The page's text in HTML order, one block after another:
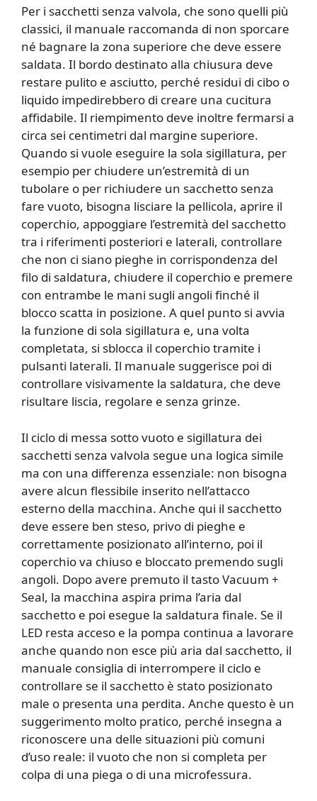
Per i sacchetti senza valvola, che sono quelli più
classici, il manuale raccomanda di non sporcare
né bagnare la zona superiore che deve essere
saldata. Il bordo destinato alla chiusura deve
restare pulito e asciutto, perché residui di cibo o
liquido impedirebbero di creare una cucitura
affidabile. Il riempimento deve inoltre fermarsi a
circa sei centimetri dal margine superiore.
Quando si vuole eseguire la sola sigillatura, per
esempio per chiudere un’estremità di un
tubolare o per richiudere un sacchetto senza
fare vuoto, bisogna lisciare la pellicola, aprire il
coperchio, appoggiare l’estremità del sacchetto
tra i riferimenti posteriori e laterali, controllare
che non ci siano pieghe in corrispondenza del
filo di saldatura, chiudere il coperchio e premere
con entrambe le mani sugli angoli finché il
blocco scatta in posizione. A quel punto si avvia
la funzione di sola sigillatura e, una volta
completata, si sblocca il coperchio tramite i
pulsanti laterali. Il manuale suggerisce poi di
controllare visivamente la saldatura, che deve
risultare liscia, regolare e senza grinze.
Il ciclo di messa sotto vuoto e sigillatura dei
sacchetti senza valvola segue una logica simile
ma con una differenza essenziale: non bisogna
avere alcun flessibile inserito nell’attacco
esterno della macchina. Anche qui il sacchetto
deve essere ben steso, privo di pieghe e
correttamente posizionato all’interno, poi il
coperchio va chiuso e bloccato premendo sugli
angoli. Dopo avere premuto il tasto Vacuum +
Seal, la macchina aspira prima l’aria dal
sacchetto e poi esegue la saldatura finale. Se il
LED resta acceso e la pompa continua a lavorare
anche quando non esce più aria dal sacchetto, il
manuale consiglia di interrompere il ciclo e
controllare se il sacchetto è stato posizionato
male o presenta una perdita. Anche questo è un
suggerimento molto pratico, perché insegna a
riconoscere una delle situazioni più comuni
d’uso reale: il vuoto che non si completa per
colpa di una piega o di una microfessura.